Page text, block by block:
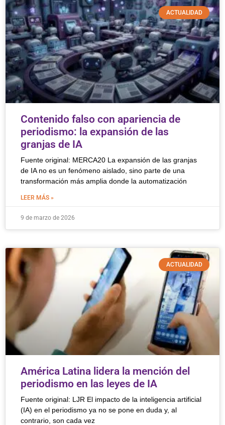
ACTUALIDAD
Contenido falso con apariencia de
periodismo: la expansión de las
granjas de IA
Fuente original: MERCA20 La expansión de las granjas
de IA no es un fenómeno aislado, sino parte de una
transformación más amplia donde la automatización
LEER MÁS »
9 de marzo de 2026
ACTUALIDAD
América Latina lidera la mención del
periodismo en las leyes de IA
Fuente original: LJR El impacto de la inteligencia artificial
(IA) en el periodismo ya no se pone en duda y, al
contrario, son cada vez